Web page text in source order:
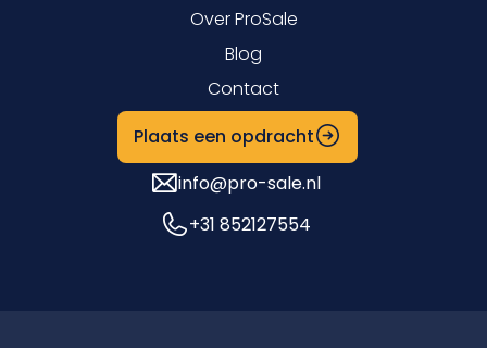
Over ProSale
Blog
Contact
Plaats een opdracht
info@pro-sale.nl
+31 852127554